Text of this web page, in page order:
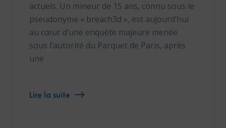
actuels. Un mineur de 15 ans, connu sous le
pseudonyme « breach3d », est aujourd’hui
au cœur d’une enquête majeure menée
sous l’autorité du Parquet de Paris, après
une
Lire la suite